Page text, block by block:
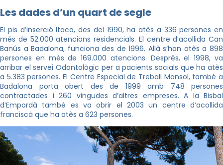
Les dades d’un quart de segle
El pis d’inserció Itaca, des del 1990, ha atès a 336 persones en
més de 52.000 atencions residencials. El centre d’acollida Can
Banús a Badalona, funciona des de 1996. Allà s’han atès a 898
persones en més de 169.000 atencions. Després, el 1998, va
arribar el servei Odontològic per a pacients socials que ha atès
a 5.383 persones. El Centre Especial de Treball Mansol, també a
Badalona porta obert des de 1999 amb 748 persones
contractades i 260 vingudes d’altres empreses. A la Bisbal
d’Empordà també es va obrir el 2003 un centre d’acollida
franciscà que ha atès a 623 persones.